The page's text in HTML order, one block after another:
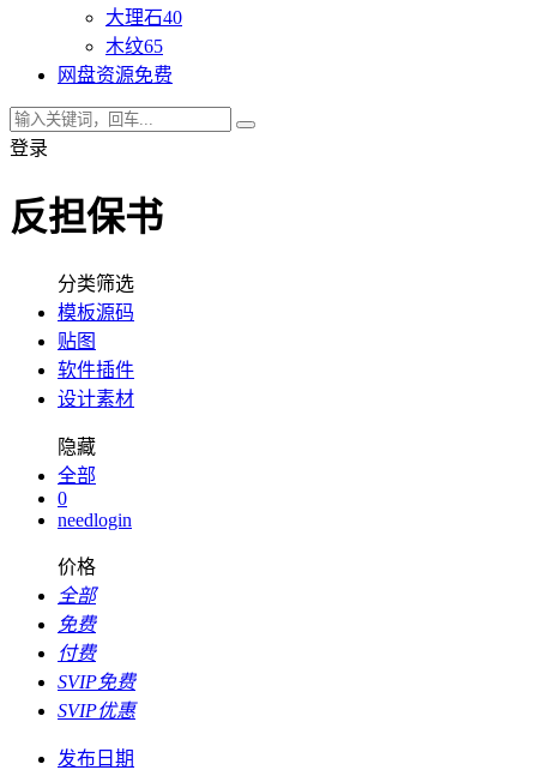
大理石40
木纹65
网盘资源免费
登录
反担保书
分类筛选
模板源码
贴图
软件插件
设计素材
隐藏
全部
0
needlogin
价格
全部
免费
付费
SVIP免费
SVIP优惠
发布日期